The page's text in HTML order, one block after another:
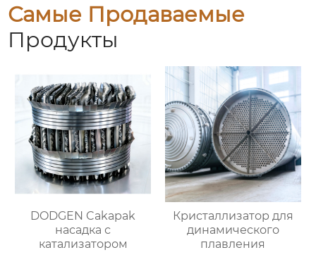
Самые Продаваемые
Продукты
DODGEN Cakapak
насадка с
катализатором
Кристаллизатор для
динамического
плавления